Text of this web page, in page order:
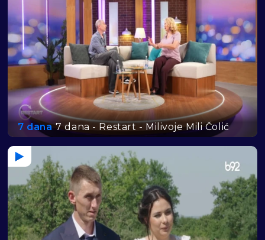
7 dana 7 dana - Restart - Milivoje Mili Čolić